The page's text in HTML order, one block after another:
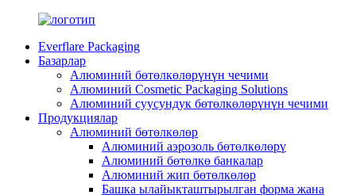
Everflare Packaging
Базарлар
Алюминий бөтөлкөлөрүнүн чечими
Алюминий Cosmetic Packaging Solutions
Алюминий суусундук бөтөлкөлөрүнүн чечими
Продукциялар
Алюминий бөтөлкөлөр
Алюминий аэрозоль бөтөлкөлөрү
Алюминий бөтөлкө банкалар
Алюминий жип бөтөлкөлөр
Башка ылайыкташтырылган форма жана